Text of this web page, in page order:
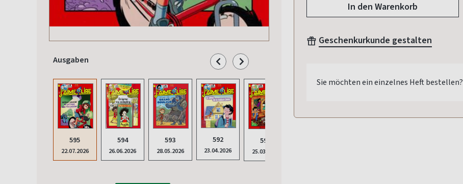
Ausgaben
595
22.07.2026
594
26.06.2026
593
28.05.2026
592
23.04.2026
591
25.03.2026
In den Warenkorb
Geschenkurkunde gestalten
Sie möchten ein einzelnes Heft bestellen?